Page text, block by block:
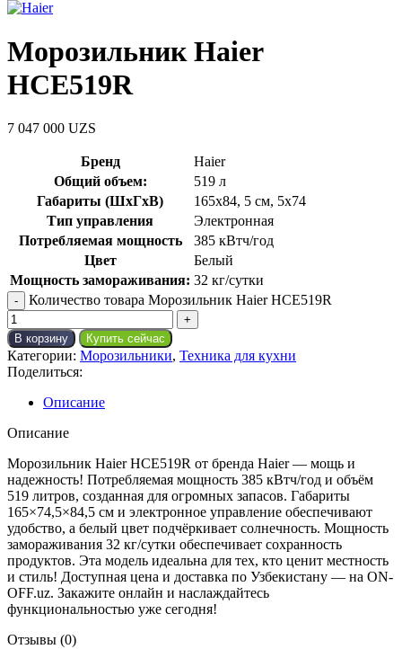
Морозильник Haier
HCE519R
7 047 000 UZS
Бренд
Haier
Общий объем:
519 л
Габариты (ШхГхВ)
165х84, 5 см, 5х74
Тип управления
Электронная
Потребляемая мощность
385 кВтч/год
Цвет
Белый
Мощность замораживания: 32 кг/сутки
Количество товара Морозильник Haier HCE519R
В корзину Купить сейчас
Категории: Морозильники, Техника для кухни
Поделиться:
Описание
Описание
Морозильник Haier HCE519R от бренда Haier — мощь и
надежность! Потребляемая мощность 385 кВтч/год и объём
519 литров, созданная для огромных запасов. Габариты
165×74,5×84,5 см и электронное управление обеспечивают
удобство, а белый цвет подчёркивает солнечность. Мощность
замораживания 32 кг/сутки обеспечивает сохранность
продуктов. Эта модель идеальна для тех, кто ценит местность
и стиль! Доступная цена и доставка по Узбекистану — на ON-
OFF.uz. Закажите онлайн и наслаждайтесь
функциональностью уже сегодня!
Отзывы (0)